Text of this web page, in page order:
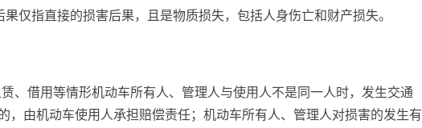
仅指直接的损害后果，且是物质损失，包括人身伤亡和财产损失。
、借用等情形机动车所有人、管理人与使用人不是同一人时，发生交通
，由机动车使用人承担赔偿责任；机动车所有人、管理人对损害的发生有